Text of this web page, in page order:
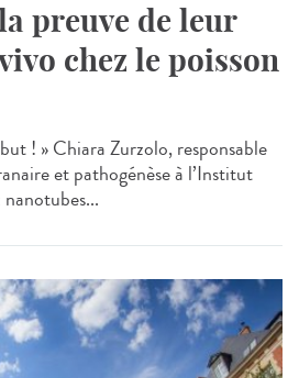
preuve de leur
chez le poisson
! » Chiara Zurzolo, responsable
et pathogénèse à l’Institut
nanotubes...